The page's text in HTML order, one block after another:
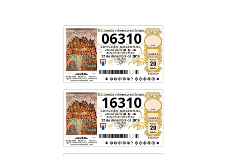
06310
16310